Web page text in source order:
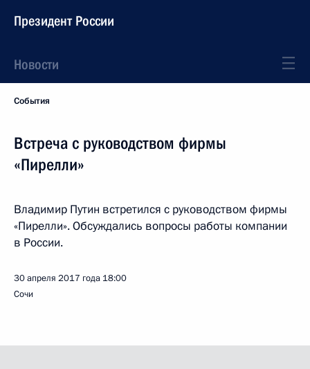
Президент России
Новости
События
Встреча с руководством фирмы
«Пирелли»
Владимир Путин встретился с руководством фирмы
«Пирелли». Обсуждались вопросы работы компании
в России.
30 апреля 2017 года 18:00
Сочи